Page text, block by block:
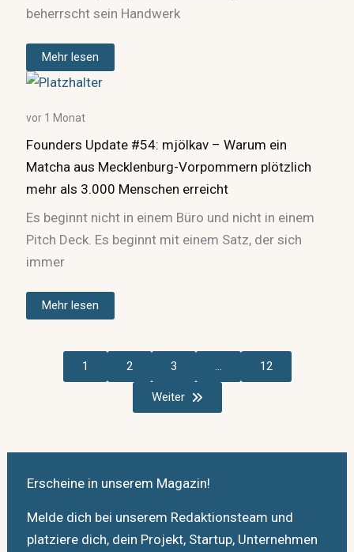
beherrscht sein Handwerk
Mehr lesen
vor 1 Monat
Founders Update #54: mjölkav – Warum ein
Matcha aus Mecklenburg-Vorpommern plötzlich
mehr als 3.000 Menschen erreicht
Es beginnt nicht in einem Büro und nicht in einem
Pitch Deck. Es beginnt mit einem Satz, der sich
immer
Mehr lesen
1 2 3 12
Weiter
Erscheine in unserem Magazin!
Melde dich bei unserem Redaktionsteam und
platziere dich, dein Projekt, Startup, Unternehmen